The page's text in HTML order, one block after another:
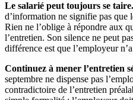
Le salarié peut toujours se taire.
d’information ne signifie pas que
Rien ne l’oblige à répondre aux
l’entretien. Son silence ne peut
différence est que l’employeur
Continuez à mener l’entretien
septembre ne dispense pas
contradictoire de l’entretien